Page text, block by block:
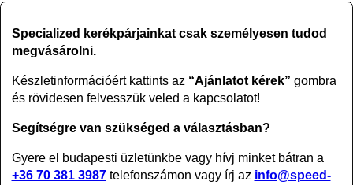
Specialized kerékpárjainkat csak személyesen tudod
megvásárolni.
Készletinformációért kattints az “Ajánlatot kérek” gombra
és rövidesen felvesszük veled a kapcsolatot!
Segítségre van szükséged a választásban?
Gyere el budapesti üzletünkbe vagy hívj minket bátran a
+36 70 381 3987telefonszámon vagy írj az info@speed-